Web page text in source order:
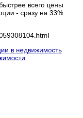
всего цены
- сразу на 33%
в недвижимость